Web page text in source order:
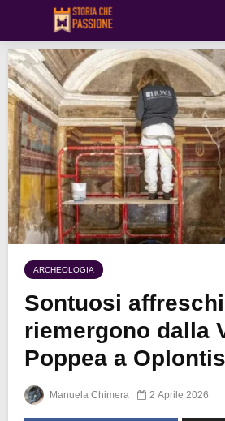
ARCHEOLOGIA
Sontuosi affreschi
riemergono dalla
Poppea a Oplontis
Manuela Chimera 2 Aprile 2026